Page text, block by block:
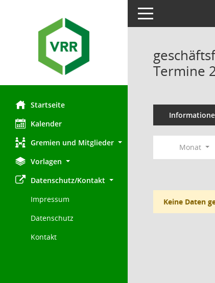
Startseite
Kalender
Gremien und Mitglieder
Vorlagen
Datenschutz/Kontakt
Impressum
Datenschutz
Kontakt
Toggle navigation
Termine
Monat
Keine Daten